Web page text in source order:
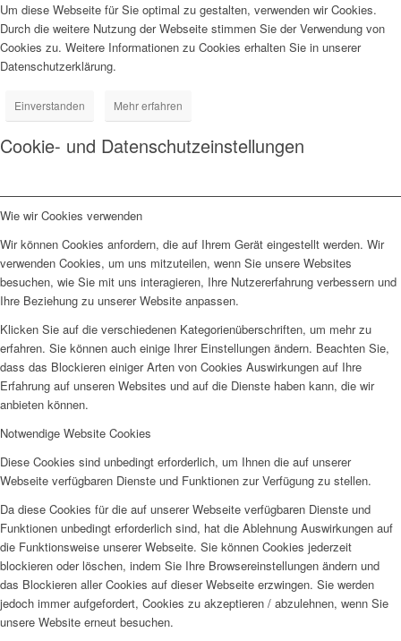
Um diese Webseite für Sie optimal zu gestalten, verwenden wir Cookies.
Durch die weitere Nutzung der Webseite stimmen Sie der Verwendung von
Cookies zu. Weitere Informationen zu Cookies erhalten Sie in unserer
Datenschutzerklärung.
Einverstanden Mehr erfahren
Cookie- und Datenschutzeinstellungen
Wie wir Cookies verwenden
Wir können Cookies anfordern, die auf Ihrem Gerät eingestellt werden. Wir
verwenden Cookies, um uns mitzuteilen, wenn Sie unsere Websites
besuchen, wie Sie mit uns interagieren, Ihre Nutzererfahrung verbessern und
Ihre Beziehung zu unserer Website anpassen.
Klicken Sie auf die verschiedenen Kategorienüberschriften, um mehr zu
erfahren. Sie können auch einige Ihrer Einstellungen ändern. Beachten Sie,
dass das Blockieren einiger Arten von Cookies Auswirkungen auf Ihre
Erfahrung auf unseren Websites und auf die Dienste haben kann, die wir
anbieten können.
Notwendige Website Cookies
Diese Cookies sind unbedingt erforderlich, um Ihnen die auf unserer
Webseite verfügbaren Dienste und Funktionen zur Verfügung zu stellen.
Da diese Cookies für die auf unserer Webseite verfügbaren Dienste und
Funktionen unbedingt erforderlich sind, hat die Ablehnung Auswirkungen auf
die Funktionsweise unserer Webseite. Sie können Cookies jederzeit
blockieren oder löschen, indem Sie Ihre Browsereinstellungen ändern und
das Blockieren aller Cookies auf dieser Webseite erzwingen. Sie werden
jedoch immer aufgefordert, Cookies zu akzeptieren / abzulehnen, wenn Sie
unsere Website erneut besuchen.